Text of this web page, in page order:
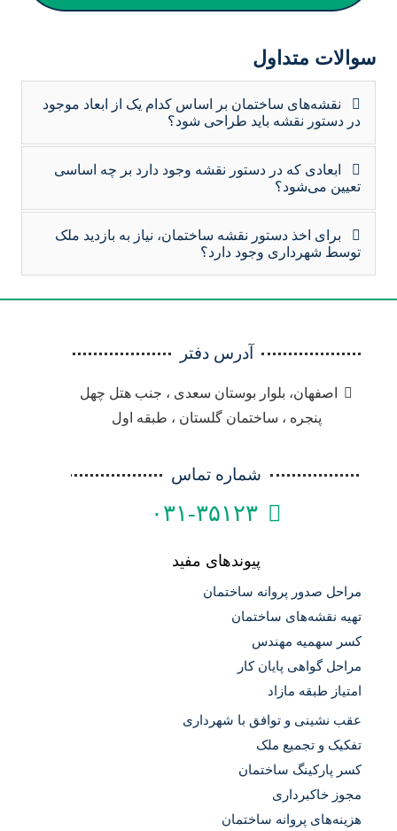
سوالات متداول
نقشه‌های ساختمان بر اساس کدام یک از ابعاد موجود
در دستور نقشه باید طراحی شود؟
ابعادی که در دستور نقشه وجود دارد بر چه اساسی
تعیین می‌شود؟
برای اخذ دستور نقشه ساختمان، نیاز به بازدید ملک
توسط شهرداری وجود دارد؟
آدرس دفتر
اصفهان، بلوار بوستان سعدی ، جنب هتل چهل
پنجره ، ساختمان گلستان ، طبقه اول
شماره تماس
۰۳۱-۳۵۱۲۳
پیوندهای مفید
مراحل صدور پروانه ساختمان
تهیه نقشه‌های ساختمان
کسر سهمیه مهندس
مراحل گواهی پایان کار
امتیاز طبقه مازاد
عقب نشینی و توافق با شهرداری
تفکیک و تجمیع ملک
کسر پارکینگ ساختمان
مجوز خاکبرداری
هزینه‌های پروانه ساختمان